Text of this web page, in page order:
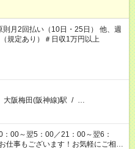
則月2回払い（10日・25日） 他、週
規定あり）＃日収1万円以上
大阪梅田(阪神線)駅 / …
00～翌5：00／21：00～翌6：